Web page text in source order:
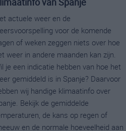
actuele weer en de
voor de komende
of weken zeggen niets over hoe
weer in andere maanden kan zijn.
je een indicatie hebben van hoe het
gemiddeld is in Spanje? Daarvoor
wij handige klimaatinfo over
Bekijk de gemiddelde
de kans op regen of
en de normale hoeveelheid aan